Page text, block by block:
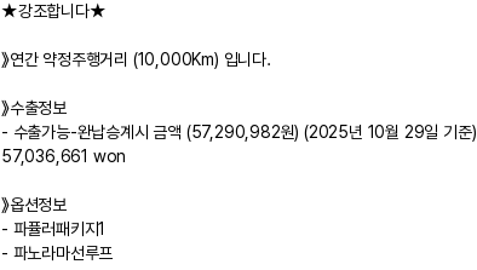
★강조합니다★
》연간 약정주행거리 (10,000Km) 입니다.
》수출정보
- 수출가능-완납승계시 금액 (57,290,982원) (2025년 10월 29일 기준
57,036,661 won
》옵션정보
- 파퓰러패키지1
- 파노라마선루프